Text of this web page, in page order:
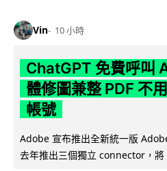
Vin 10 小時
ChatGPT 免費呼叫
體修圖兼整 PDF 不
帳號
Adobe 宣布推出全新統一版
去年推出三個獨立 connector，